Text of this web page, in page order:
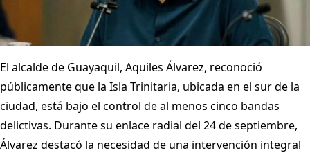
El alcalde de Guayaquil, Aquiles Álvarez, reconoció
públicamente que la Isla Trinitaria, ubicada en el sur de la
ciudad, está bajo el control de al menos cinco bandas
delictivas. Durante su enlace radial del 24 de septiembre,
Álvarez destacó la necesidad de una intervención integral